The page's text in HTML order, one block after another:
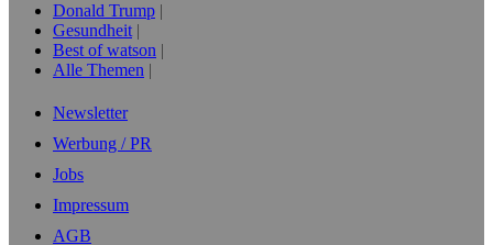
Donald Trump
Gesundheit
Best of watson
Alle Themen
Newsletter
Werbung / PR
Jobs
Impressum
AGB